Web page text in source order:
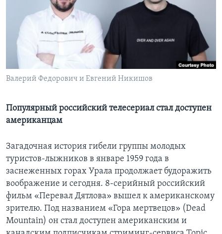
Learning English
СОЦИАЛЬНЫЕ СЕТИ
Валерий Федорович и Евгений Никишов
Популярный российский телесериал стал доступен
американцам
Загадочная история гибели группы молодых
туристов-лыжников в январе 1959 года в
заснеженных горах Урала продолжает будоражить
воображение и сегодня. 8-серийный российский
фильм «Перевал Дятлова» вышел к американскому
зрителю. Под названием «Гора мертвецов» (Dead
Mountain) он стал доступен американским и